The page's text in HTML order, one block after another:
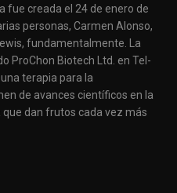
fue creada el 24 de enero de
personas, Carmen Alonso,
fundamentalmente. La
ProChon Biotech Ltd. en Tel-
terapia para la
de avances científicos en la
dan frutos cada vez más